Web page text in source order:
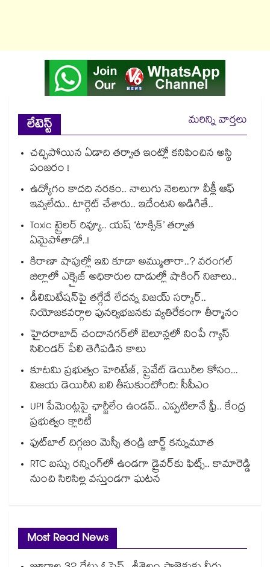
లేటెస్ట్
మరిన్ని వార్తలు
చచ్చిపోయిన ఏడాది తర్వాత ఇంట్లో కనిపించిన అస్థి
పంజరం !
ఉద్యోగం కాదది నరకం.. నాలుగు నెలలుగా వీక్లీ ఆఫ్
ఇవ్వలేదు.. టార్గెట్ చేశారు.. ఇదేంటని అడిగితే..
Toxic ట్రైలర్ రివ్యూ.. యష్ ‘టాక్సిక్’ తర్వాత
ఏమైపోతాడో..!
కిరాణా షాపుల్లో ఇవి కూడా అమ్ముతారా..? వరంగల్
జిల్లాలో ఎక్సైజ్ అధికారుల దాడుల్లో షాకింగ్ నిజాలు..
డీలిమిటేషన్‎పై తగ్గేదే లేదన్న విజయ్ సర్కార్..
నియోజకవర్గాల పునర్విభజనకు వ్యతిరేకంగా తీర్మానం
హైదరాబాద్⁪ చందానగర్⁫లో బెలూన్లలో నింపే గ్యాస్
సిలిండర్ పేలి తెగిపడిన కాలు
కూటమి ప్రభుత్వం హెరిటేజ్, ప్రైవేట్ డెయిరీల కోసం...
విజయ డెయిరీని బలి తీసుకుంటోంది: సీపీఎం
UPI పేమెంట్లపై ఛార్జీలేం ఉండవ్.. ఎప్పటిలానే ఫ్రీ.. కేంద్ర
ప్రభుత్వం క్లారిటీ
ఫుట్‎బాల్ దిగ్గజం మెస్సీ తండ్రి జార్జ్ కన్నుమూత
RTC బస్సు రన్నింగ్⁫లో ఉండగా డ్రైవర్‌కు ఫిట్స్.. కామారెడ్డి
నుంచి సిరిసిల్ల వస్తుండగా ఘటన
Most Read News